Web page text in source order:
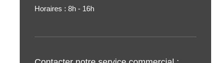
Horaires : 8h - 16h